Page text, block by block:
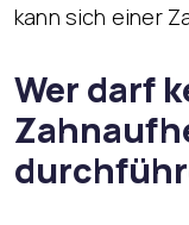
kann sich einer
Wer darf